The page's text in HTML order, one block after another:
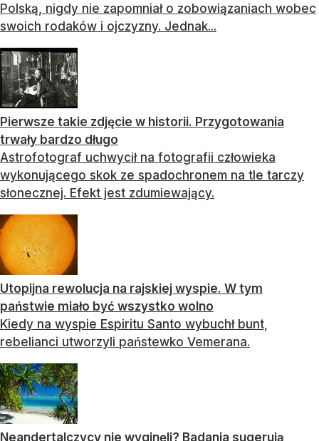
Polską, nigdy nie zapomniał o zobowiązaniach wobec
swoich rodaków i ojczyzny. Jednak...
Pierwsze takie zdjęcie w historii. Przygotowania
trwały bardzo długo
Astrofotograf uchwycił na fotografii człowieka
wykonującego skok ze spadochronem na tle tarczy
słonecznej. Efekt jest zdumiewający.
Utopijna rewolucja na rajskiej wyspie. W tym
państwie miało być wszystko wolno
Kiedy na wyspie Espiritu Santo wybuchł bunt,
rebelianci utworzyli państewko Vemerana.
Neandertalczycy nie wyginęli? Badania sugerują,